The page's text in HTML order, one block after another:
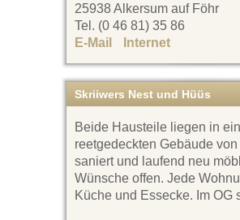
25938 Alkersum auf Föhr
Tel. (0 46 81) 35 86
E-Mail
Internet
Skriiwers Nest und Hüüs
Beide Hausteile liegen in
reetgedeckten Gebäude
saniert und laufend neu
Wünsche offen. Jede
Küche und Essecke. Im OG